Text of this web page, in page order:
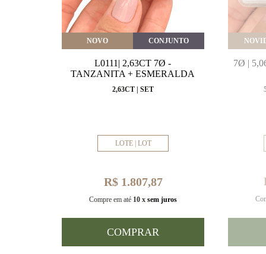
NOVO CONJUNTO
L0111| 2,63CT 7Ø -
TANZANITA + ESMERALDA
2,63CT | SET
LOTE | LOT
R$ 1.807,87
Compre em até 10 x sem juros
COMPRAR
7Ø |